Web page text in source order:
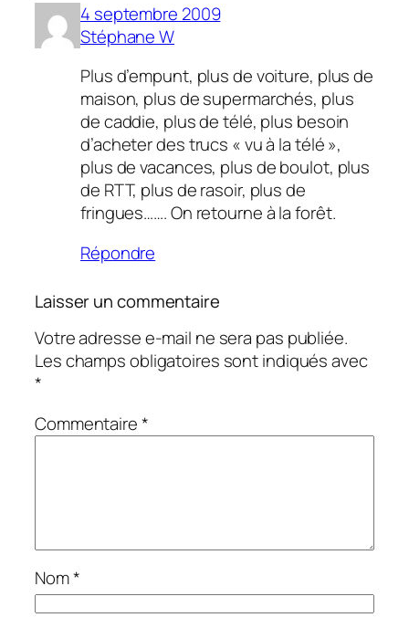
4 septembre 2009
Stéphane W
Plus d’empunt, plus de voiture, plus de
maison, plus de supermarchés, plus
de caddie, plus de télé, plus besoin
d’acheter des trucs « vu à la télé »,
plus de vacances, plus de boulot, plus
de RTT, plus de rasoir, plus de
fringues……. On retourne à la forêt.
Répondre
Laisser un commentaire
Votre adresse e-mail ne sera pas publiée.
Les champs obligatoires sont indiqués avec
*
Commentaire*
Nom*